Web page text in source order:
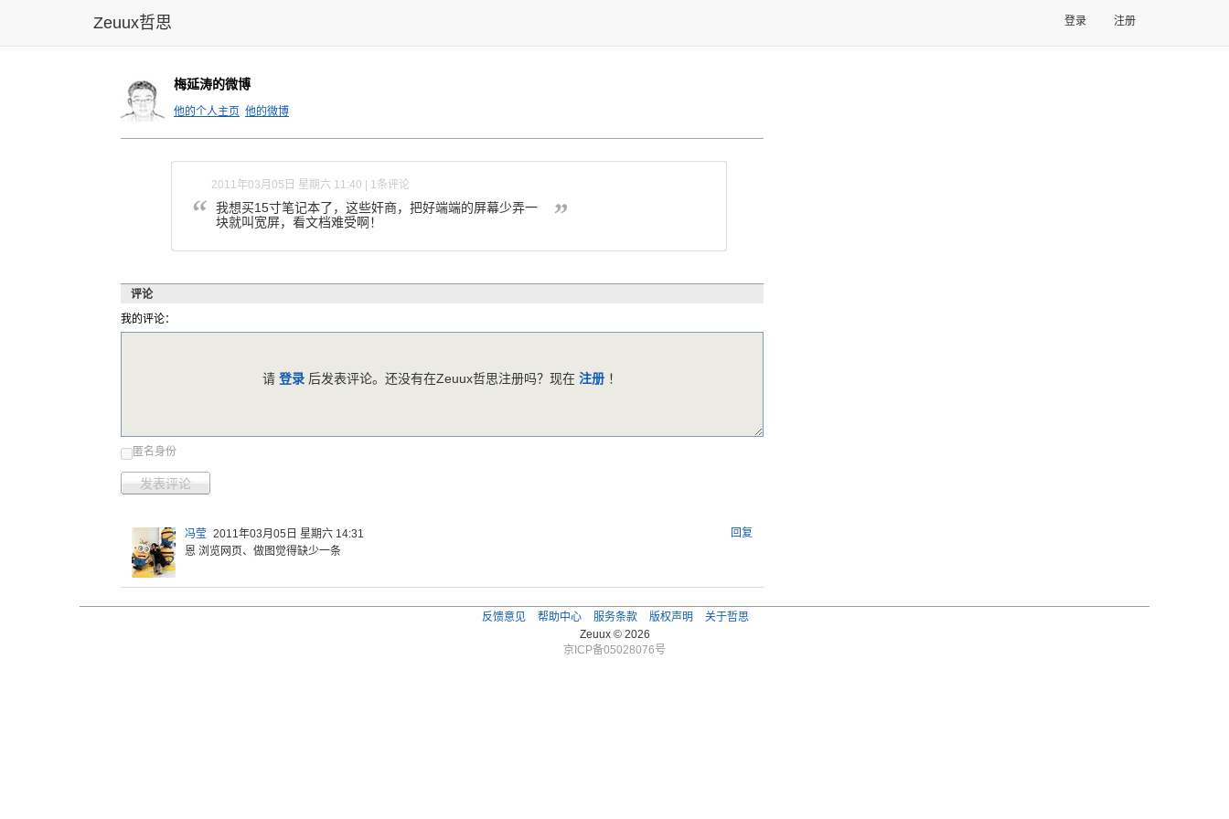
Zeuux哲思 登录 注册
梅延涛的微博
他的个人主页 他的微博
2011年03月05日 星期六 11:40 | 1条评论
我想买15寸笔记本了，这些奸商，把好端端的屏幕少弄一
块就叫宽屏，看文档难受啊！
评论
我的评论：
匿名身份
发表评论
请登录 后发表评论。还没有在Zeuux哲思注册吗？现在注册 ！
回复
冯莹 2011年03月05日 星期六 14:31
恩 浏览网页、做图觉得缺少一条
反馈意见 帮助中心 服务条款 版权声明
关于哲思
Zeuux © 2026
京ICP备05028076号